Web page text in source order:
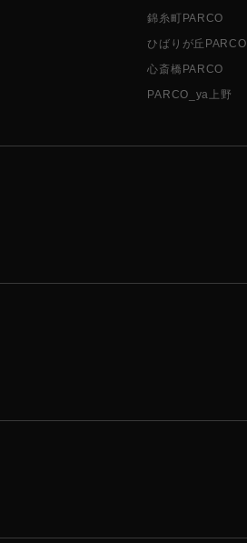
錦糸町PARCO
ひばりが丘PARCO
心斎橋PARCO
PARCO_ya上野